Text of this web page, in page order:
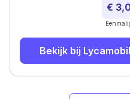
€
Bekijk bij